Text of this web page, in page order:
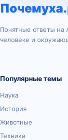
Понятные ответы
человеке и
Популярные темы
Наука
История
Животные
Техника